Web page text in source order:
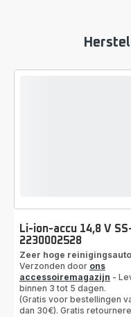
Li-ion-accu 14,8 V
2230002528
Zeer hoge
Verzonden door ons
accessoiremagazijn -
binnen 3 tot 5 dagen.
(Gratis voor bestellingen
dan 30€). Gratis